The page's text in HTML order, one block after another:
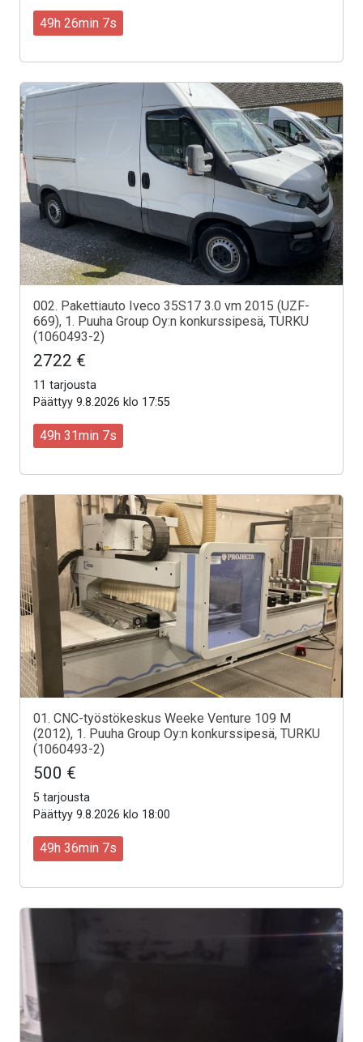
49h 26min 5s
002. Pakettiauto Iveco 35S17 3.0 vm 2015 (UZF-
669), 1. Puuha Group Oy:n konkurssipesä, TURKU
(1060493-2)
2722 €
11 tarjousta
Päättyy 9.8.2026 klo 17:55
49h 31min 5s
01. CNC-työstökeskus Weeke Venture 109 M
(2012), 1. Puuha Group Oy:n konkurssipesä, TURKU
(1060493-2)
500 €
5 tarjousta
Päättyy 9.8.2026 klo 18:00
49h 36min 5s